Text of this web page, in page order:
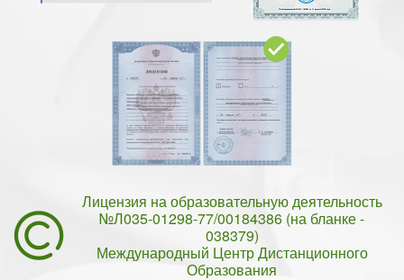
Лицензия на образовательную деятельность
№Л035-01298-77/00184386 (на бланке -
038379)
Международный Центр Дистанционного
Образования